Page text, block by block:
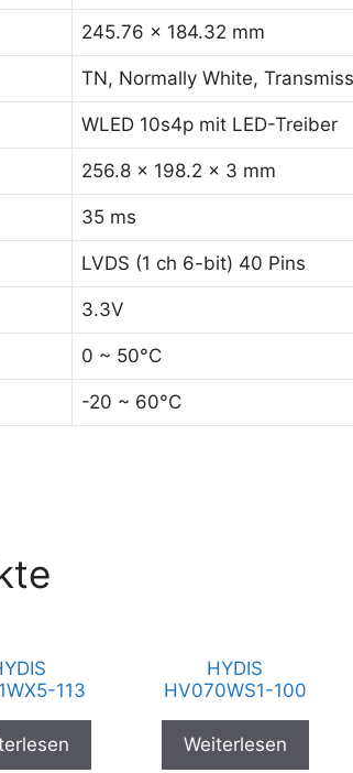
245.76 x 184.32 mm
TN, Normally White,
WLED 10s4p mit LED-Treiber
256.8 x 198.2 x 3 mm
35 ms
LVDS (1 ch 6-bit) 40 Pins
3.3V
0 ~ 50°C
-20 ~ 60°C
113
HYDIS
HV070WS1-100
Weiterlesen